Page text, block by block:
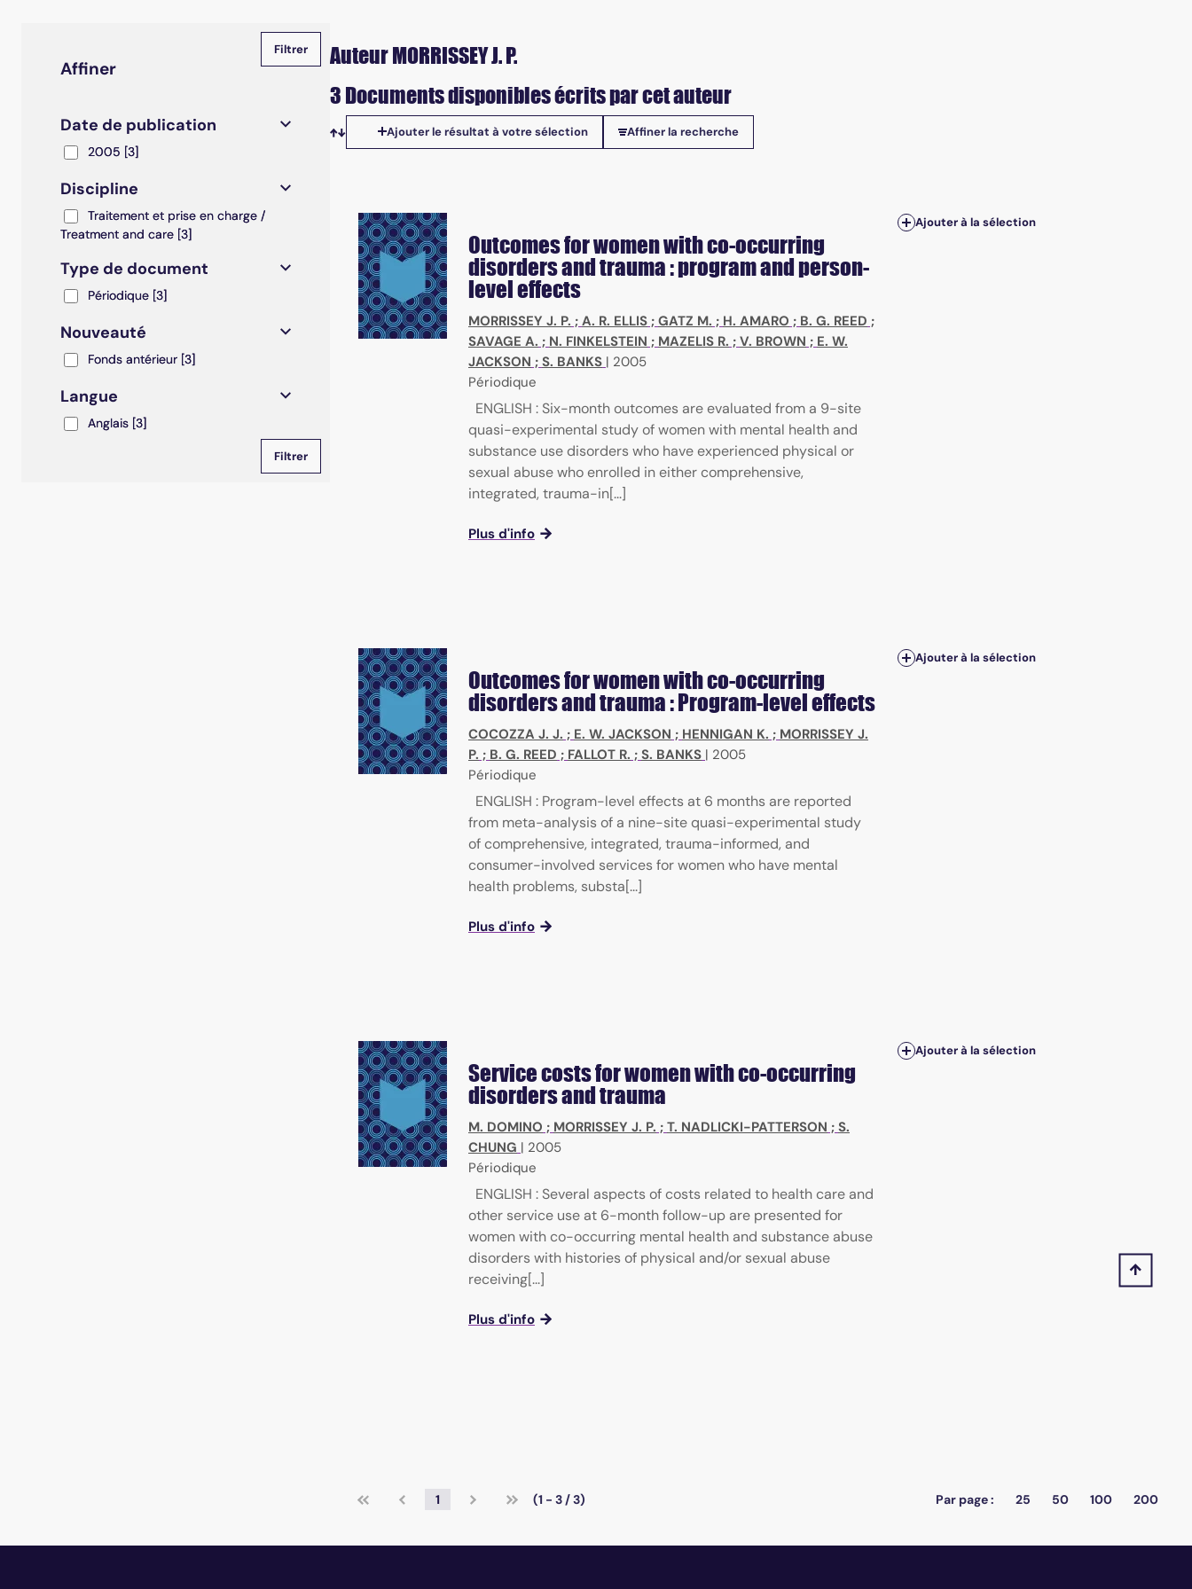
Affiner
Date de publication
20052005 [3]
Discipline
Traitement et prise en charge / Treatment and care
Traitement et prise en charge /
Treatment and care [3]
Type de document
Périodique
Périodique [3]
Nouveauté
Fonds antérieur
Fonds antérieur [3]
Langue
AnglaisAnglais [3]
Auteur MORRISSEY J. P.
3 Documents disponibles écrits par cet auteur
Tris disponibles
Ajouter le résultat à votre sélection Affiner la recherche
Outcomes for women with co-occurring
disorders and trauma : program and person-
level effects
MORRISSEY J. P. ; A. R. ELLIS ; GATZ M. ; H. AMARO ; B. G. REED ;
SAVAGE A. ; N. FINKELSTEIN ; MAZELIS R. ; V. BROWN ; E. W.
JACKSON ; S. BANKS | 2005
Périodique
ENGLISH : Six-month outcomes are evaluated from a 9-site
quasi-experimental study of women with mental health and
substance use disorders who have experienced physical or
sexual abuse who enrolled in either comprehensive,
integrated, trauma-in[...]
Plus d'info
Ajouter à la sélection
Outcomes for women with co-occurring
disorders and trauma : Program-level effects
COCOZZA J. J. ; E. W. JACKSON ; HENNIGAN K. ; MORRISSEY J.
P. ; B. G. REED ; FALLOT R. ; S. BANKS | 2005
Périodique
ENGLISH : Program-level effects at 6 months are reported
from meta-analysis of a nine-site quasi-experimental study
of comprehensive, integrated, trauma-informed, and
consumer-involved services for women who have mental
health problems, substa[...]
Plus d'info
Ajouter à la sélection
Service costs for women with co-occurring
disorders and trauma
M. DOMINO ; MORRISSEY J. P. ; T. NADLICKI-PATTERSON ; S.
CHUNG | 2005
Périodique
ENGLISH : Several aspects of costs related to health care and
other service use at 6-month follow-up are presented for
women with co-occurring mental health and substance abuse
disorders with histories of physical and/or sexual abuse
receiving[...]
Plus d'info
Ajouter à la sélection
1 (1 - 3 / 3) Par page : 25 50 100 200